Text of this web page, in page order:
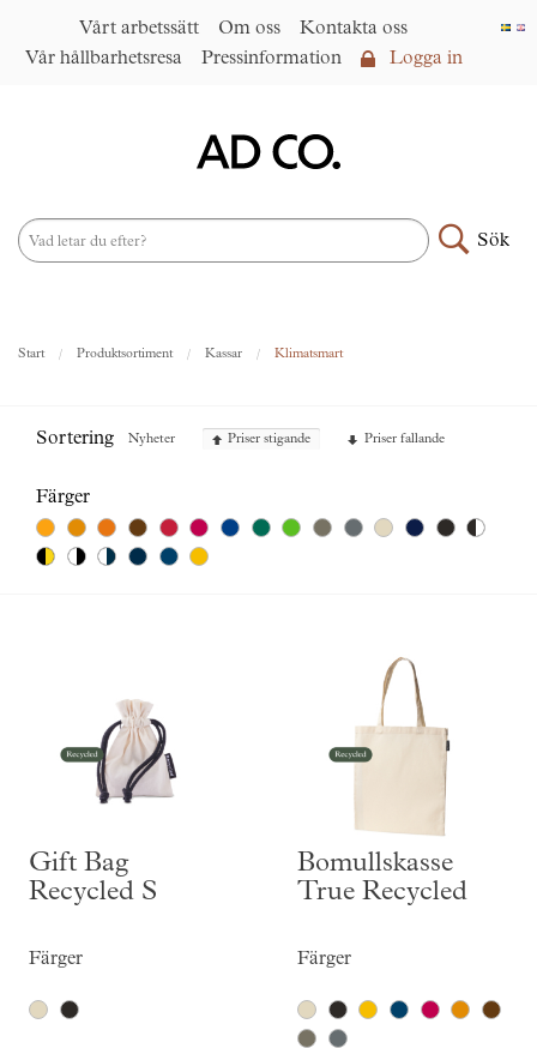
Vårt arbetssätt Om oss
Kontakta oss
Vår hållbarhetsresa
Pressinformation Logga in
Sök
Start Produktsortiment Kassar Klimatsmart
Sortering Nyheter Priser stigande Priser fallande
Färger
Gift Bag
Recycled S
Färger
Bomullskasse
True Recycled
Färger
Om oss
Under samma paraply
AD CO. trading
Skräddarsy kassar